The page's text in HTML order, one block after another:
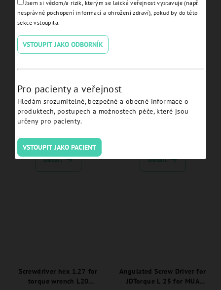
Detail
Detail
Implant Driver JDEvolution
Detail Detail
Screwdriver hex 1.27 for
torque wrench L20
Angulated Screw Driver for
JDTorque L 25 for MUA
Jsem si vědom/a rizik, kterým se laická veřejnost vystavuje (např.
nesprávné pochopení informací a ohrožení zdraví), pokud by do této
sekce vstoupila.
VSTOUPIT JAKO ODBORNÍK
Pro pacienty a veřejnost
Hledám srozumitelné, bezpečné a obecné informace o
produktech, postupech a možnostech péče, které jsou
určeny pro pacienty.
VSTOUPIT JAKO PACIENT